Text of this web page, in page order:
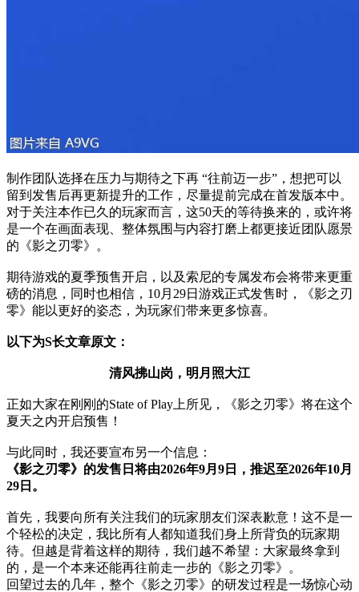
制作团队选择在压力与期待之下再 “往前迈一步”，想把可以
留到发售后再更新提升的工作，尽量提前完成在首发版本中。
对于关注本作已久的玩家而言，这50天的等待换来的，或许将
是一个在画面表现、整体氛围与内容打磨上都更接近团队愿景
的《影之刃零》。
期待游戏的夏季预售开启，以及索尼的专属发布会将带来更重
磅的消息，同时也相信，10月29日游戏正式发售时，《影之刃
零》能以更好的姿态，为玩家们带来更多惊喜。
以下为S长文章原文：
清风拂山岗，明月照大江
正如大家在刚刚的State of Play上所见，《影之刃零》将在这个
夏天之内开启预售！
与此同时，我还要宣布另一个信息：
《影之刃零》的发售日将由2026年9月9日，推迟至2026年10月
29日。
首先，我要向所有关注我们的玩家朋友们深表歉意！这不是一
个轻松的决定，我比所有人都知道我们身上所背负的玩家期
待。但越是背着这样的期待，我们越不希望：大家最终拿到
的，是一个本来还能再往前走一步的《影之刃零》。
回望过去的几年，整个《影之刃零》的研发过程是一场惊心动